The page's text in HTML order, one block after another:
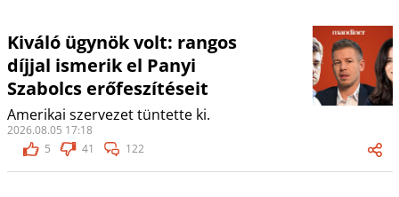
Kiváló ügynök volt: rangos
díjjal ismerik el Panyi
Szabolcs erőfeszítéseit
Amerikai szervezet tüntette ki.
2026.08.05 17:18
5
41 122